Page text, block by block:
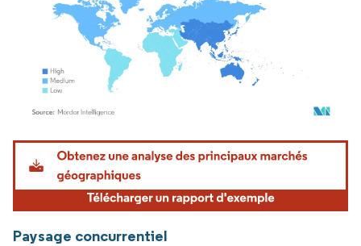
Image © Mordor Intelligence. La réutilisation nécessite une attribution sous CC BY
Paysage concurrentiel